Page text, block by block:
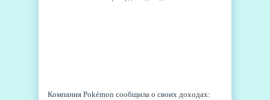
Компания Pokémon сообщила о своих доходах: